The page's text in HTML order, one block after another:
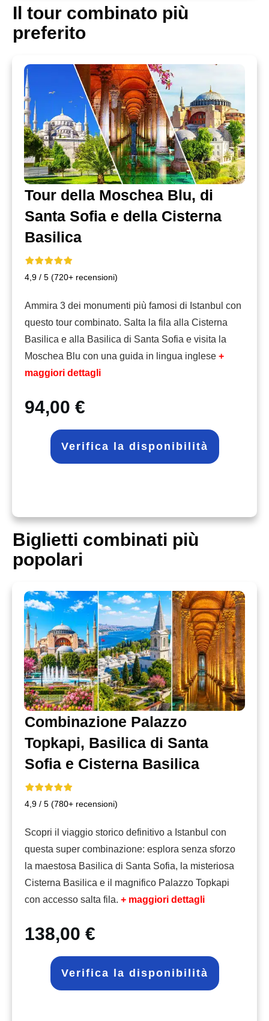
Il tour combinato più
preferito
Tour della Moschea Blu, di
Santa Sofia e della Cisterna
Basilica
4,9 / 5 (720+ recensioni)
Ammira 3 dei monumenti più famosi di Istanbul con
questo tour combinato. Salta la fila alla Cisterna
Basilica e alla Basilica di Santa Sofia e visita la
Moschea Blu con una guida in lingua inglese +
maggiori dettagli
94,00 €
Verifica la disponibilità
Biglietti combinati più
popolari
Combinazione Palazzo
Topkapi, Basilica di Santa
Sofia e Cisterna Basilica
4,9 / 5 (780+ recensioni)
Scopri il viaggio storico definitivo a Istanbul con
questa super combinazione: esplora senza sforzo
la maestosa Basilica di Santa Sofia, la misteriosa
Cisterna Basilica e il magnifico Palazzo Topkapi
con accesso salta fila. + maggiori dettagli
138,00 €
Verifica la disponibilità